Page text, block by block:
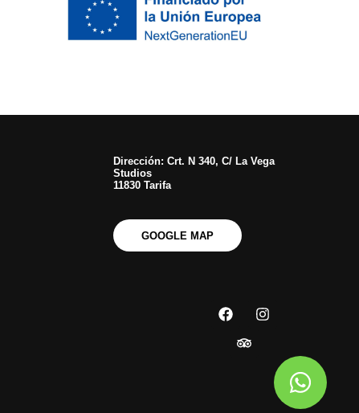
Dirección: Crt. N 340, C/ La Vega
Studios
11830 Tarifa
GOOGLE MAP